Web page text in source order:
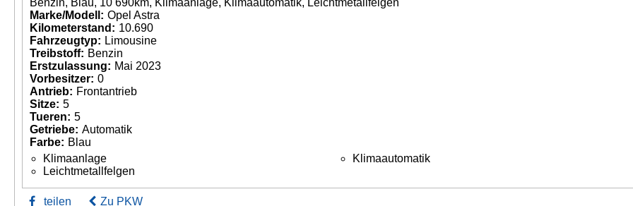
Marke/Modell: Opel Astra
Kilometerstand: 10.690
Fahrzeugtyp: Limousine
Treibstoff: Benzin
Erstzulassung: Mai 2023
Vorbesitzer: 0
Antrieb: Frontantrieb
Sitze: 5
Tueren: 5
Getriebe: Automatik
Farbe: Blau
Klimaanlage
Klimaautomatik
Leichtmetallfelgen
teilen Zu PKW